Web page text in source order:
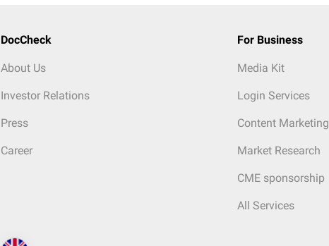
DocCheck
About Us
Investor Relations
Press
Career
For Business
Media Kit
Login Services
Content Marketing
Market Research
CME sponsorship
All Services